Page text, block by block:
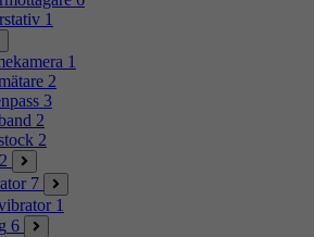
1
1
2
3
2
2
7
1
6